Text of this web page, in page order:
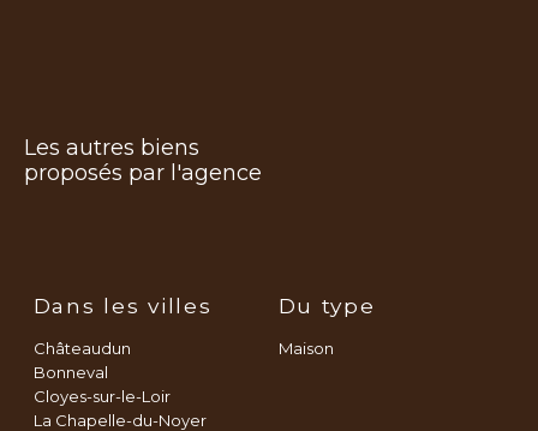
Les autres biens
proposés par l'agence
Dans les villes
Châteaudun
Bonneval
Cloyes-sur-le-Loir
La Chapelle-du-Noyer
Du type
Maison